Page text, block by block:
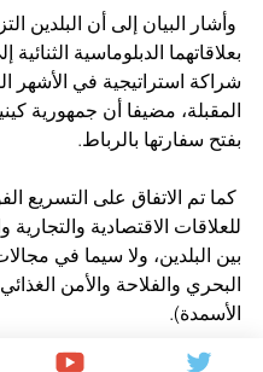
وأشار البيان إلى أن البلدين
بعلاقاتهما الدبلوماسية
شراكة استراتيجية في الأشهر
المقبلة، مضيفا أن جمهورية
بفتح سفارتها بالرباط.
كما تم الاتفاق على التسريع
للعلاقات الاقتصادية والتجارية
بين البلدين، ولا سيما في
البحري والفلاحة والأمن
الأسمدة).